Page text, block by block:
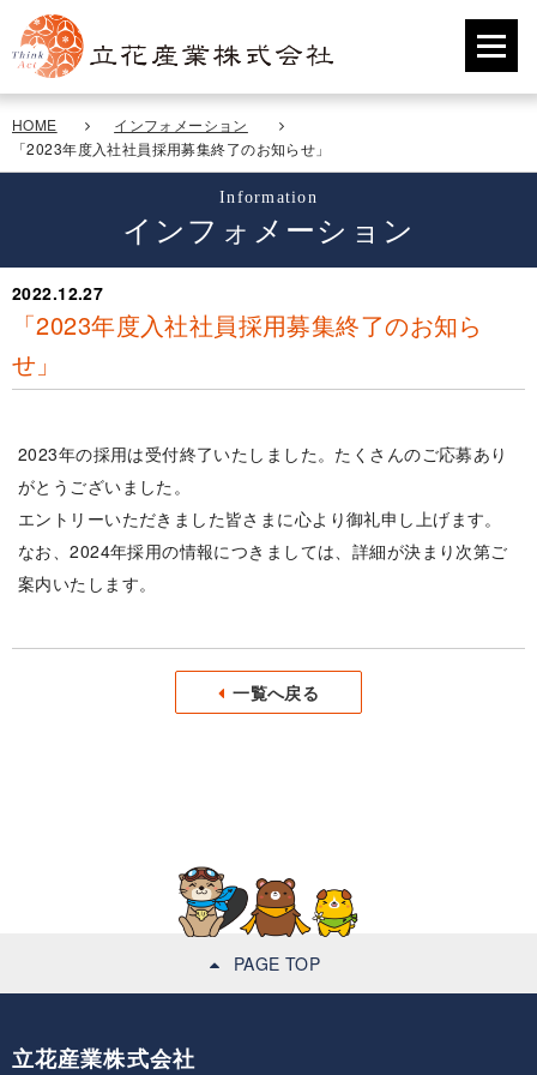
HOME
インフォメーション
「2023年度入社社員採用募集終了のお知らせ」
Information
インフォメーション
2022.12.27
「2023年度入社社員採用募集終了のお知ら
せ」
2023年の採用は受付終了いたしました。たくさんのご応募あり
がとうございました。
エントリーいただきました皆さまに心より御礼申し上げます。
なお、2024年採用の情報につきましては、詳細が決まり次第ご
案内いたします。
一覧へ戻る
PAGE TOP
立花産業株式会社